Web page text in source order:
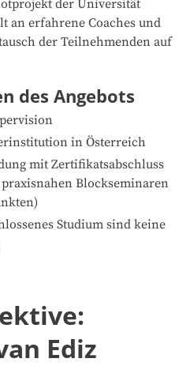
der Universität
an erfahrene Coaches und
der Teilnehmenden auf
des Angebots
in Österreich
mit Zertifikatsabschluss
Blockseminaren
Studium sind keine
Ediz